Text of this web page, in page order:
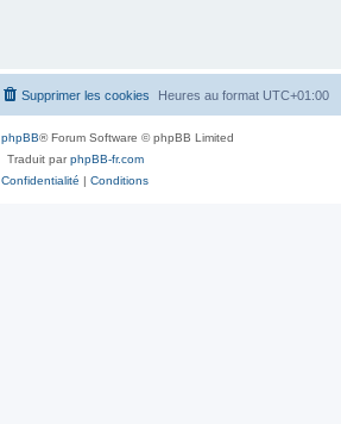
Heures au format UTC+01:00
Supprimer les cookies
phpBB® Forum Software © phpBB Limited
Traduit parphpBB-fr.com
Confidentialité | Conditions